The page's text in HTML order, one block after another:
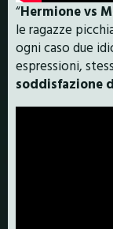
“Hermione vs
le ragazze
ogni caso due
espressioni,
soddisfazione